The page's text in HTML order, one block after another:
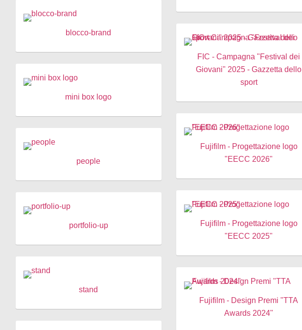
blocco-brand
mini box logo
people
portfolio-up
stand
FIC - Campagna "Festival dei
Giovani" 2025 - Gazzetta dello
sport
Fujifilm - Progettazione logo
"EECC 2026"
Fujifilm - Progettazione logo
"EECC 2025"
Fujifilm - Design Premi "TTA
Awards 2024"